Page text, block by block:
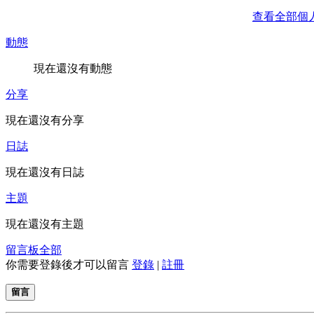
查看全部個
動態
現在還沒有動態
分享
現在還沒有分享
日誌
現在還沒有日誌
主題
現在還沒有主題
留言板全部
你需要登錄後才可以留言 登錄 | 註冊
留言